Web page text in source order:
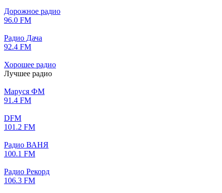
Дорожное радио
96.0 FM
Радио Дача
92.4 FM
Хорошее радио
Лучшее радио
Маруся ФМ
91.4 FM
DFM
101.2 FM
Радио ВАНЯ
100.1 FM
Радио Рекорд
106.3 FM